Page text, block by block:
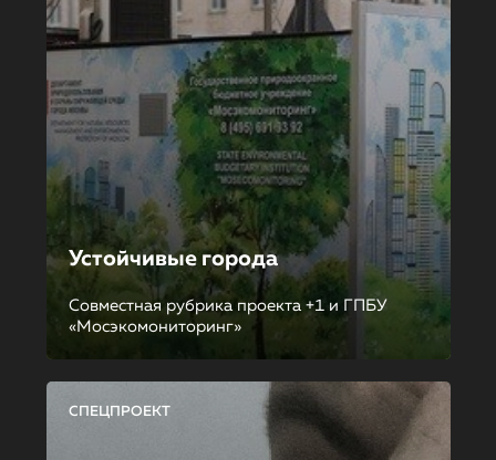
Устойчивые города
Совместная рубрика проекта +1 и ГПБУ
«Мосэкомониторинг»
СПЕЦПРОЕКТ